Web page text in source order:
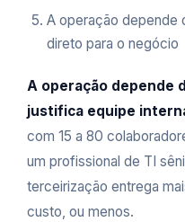
A operação depende
direto para o negócio
A operação depende
justifica equipe
com 15 a 80
um profissional de TI
terceirização entrega
custo, ou menos.